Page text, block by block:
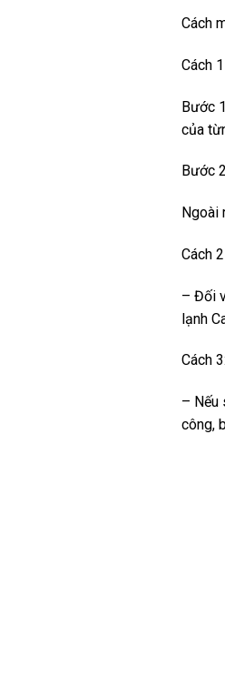
Cách
Cách
Bước
của
Bước
Ngoài
Cách
– Đối
lạnh
Cách 3:
– Nếu
công,